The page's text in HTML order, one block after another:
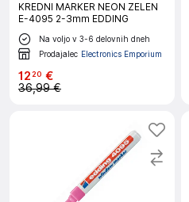
KREDNI MARKER NEON ZELEN
E-4095 2-3mm EDDING
Na voljo v 3-6 delovnih dneh
Prodajalec Electronics Emporium
12 20 €
36,99 €